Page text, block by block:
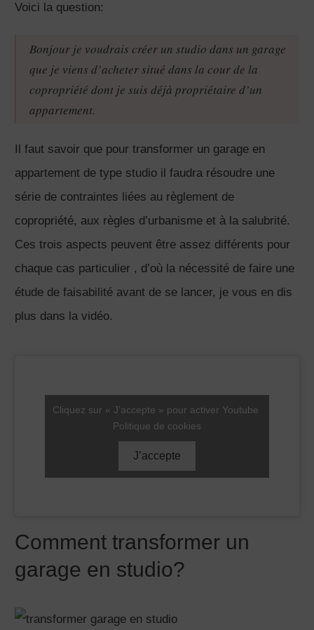
Voici la question:
Bonjour je voudrais créer un studio dans un garage
que je viens d’acheter situé dans la cour de la
copropriété dont je suis déjà propriétaire d’un
appartement.
Il faut savoir que pour transformer un garage en
appartement de type studio il faudra résoudre une
série de contraintes liées au règlement de
copropriété, aux règles d’urbanisme et à la salubrité.
Ces trois aspects peuvent être assez différents pour
chaque cas particulier , d’où la nécessité de faire une
étude de faisabilité avant de se lancer, je vous en dis
plus dans la vidéo.
Cliquez sur « J’accepte » pour activer Youtube
Politique de cookies
J’accepte
Comment transformer un
garage en studio?